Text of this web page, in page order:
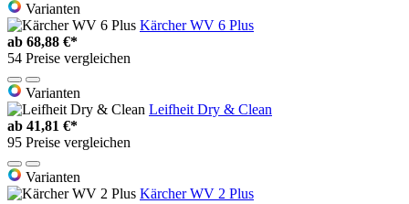
Varianten
Kärcher WV 6 Plus
ab 68,88 €*
54 Preise vergleichen
Varianten
Leifheit Dry & Clean
ab 41,81 €*
95 Preise vergleichen
Varianten
Kärcher WV 2 Plus